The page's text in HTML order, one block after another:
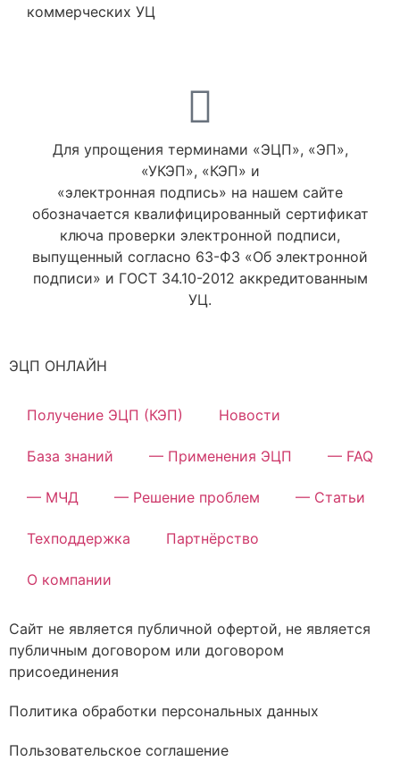
коммерческих УЦ
Для упрощения терминами «ЭЦП», «ЭП»,
«УКЭП», «КЭП» и
«электронная подпись» на нашем сайте
обозначается квалифицированный сертификат
ключа проверки электронной подписи,
выпущенный согласно 63-ФЗ «Об электронной
подписи» и ГОСТ 34.10-2012 аккредитованным
УЦ.
ЭЦП ОНЛАЙН
Получение ЭЦП (КЭП) Новости
База знаний — Применения ЭЦП — FAQ
— МЧД — Решение проблем — Статьи
Техподдержка Партнёрство
О компании
Сайт не является публичной офертой, не является
публичным договором или договором
присоединения
Политика обработки персональных данных
Пользовательское соглашение